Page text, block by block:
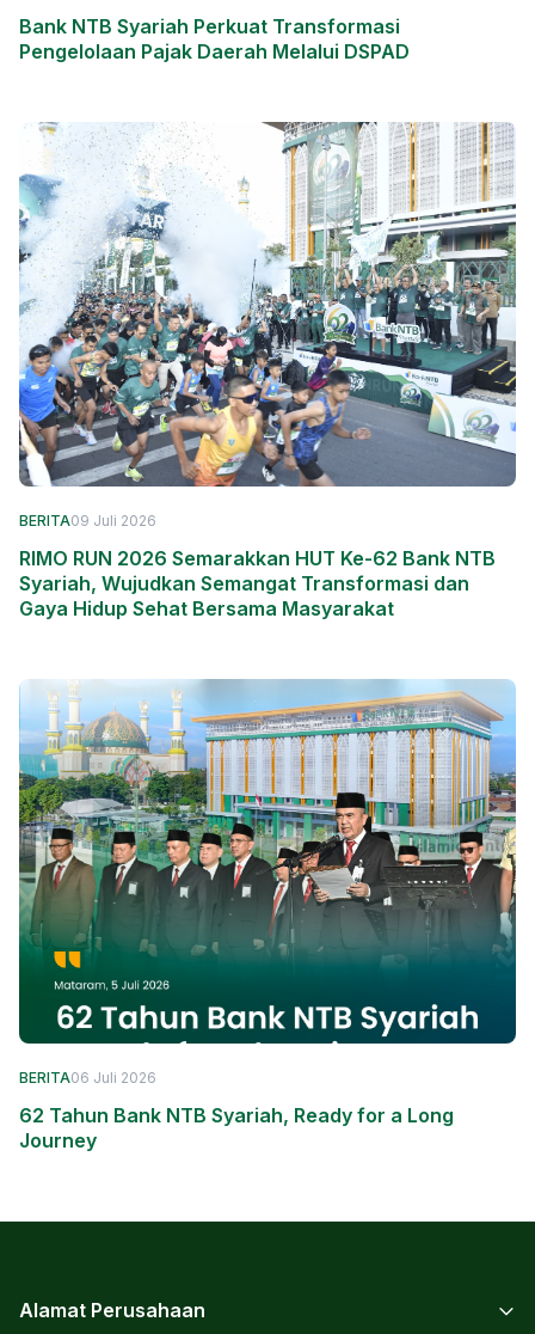
Bank NTB Syariah Perkuat Transformasi
Pengelolaan Pajak Daerah Melalui DSPAD
BERITA09 Juli 2026
RIMO RUN 2026 Semarakkan HUT Ke-62 Bank NTB
Syariah, Wujudkan Semangat Transformasi dan
Gaya Hidup Sehat Bersama Masyarakat
BERITA06 Juli 2026
62 Tahun Bank NTB Syariah, Ready for a Long
Journey
Alamat Perusahaan